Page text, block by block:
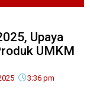
Upaya
UMKM
3:36 pm